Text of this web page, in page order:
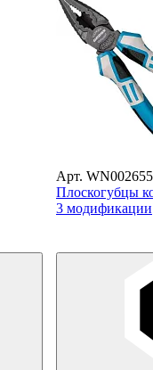
Арт.
Плоскогубцы
3 модификации